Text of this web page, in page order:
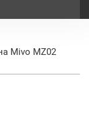
Mivo MZ02